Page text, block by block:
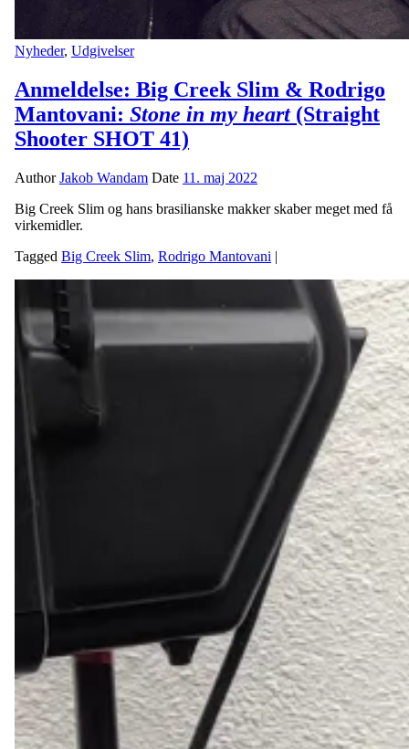
Nyheder, Udgivelser
Anmeldelse: Big Creek Slim & Rodrigo
Mantovani: Stone in my heart(Straight
Shooter SHOT 41)
AuthorJakob Wandam Date 11. maj 2022
Big Creek Slim og hans brasilianske makker skaber meget med få
virkemidler.
Tagged Big Creek Slim, Rodrigo Mantovani |